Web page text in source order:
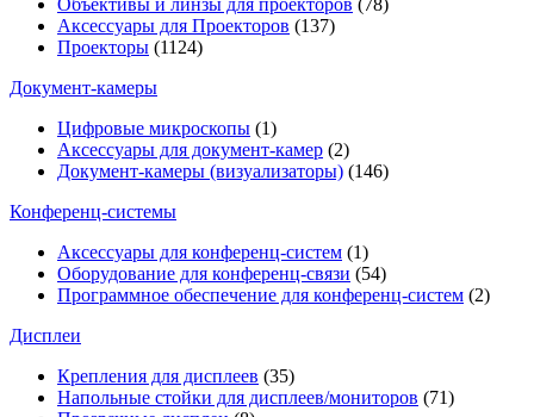
Объективы и линзы для проекторов (78)
Аксессуары для Проекторов (137)
Проекторы (1124)
Документ-камеры
Цифровые микроскопы (1)
Аксессуары для документ-камер (2)
Документ-камеры (визуализаторы) (146)
Конференц-системы
Аксессуары для конференц-систем (1)
Оборудование для конференц-связи (54)
Программное обеспечение для конференц-систем (2)
Дисплеи
Крепления для дисплеев (35)
Напольные стойки для дисплеев/мониторов (71)